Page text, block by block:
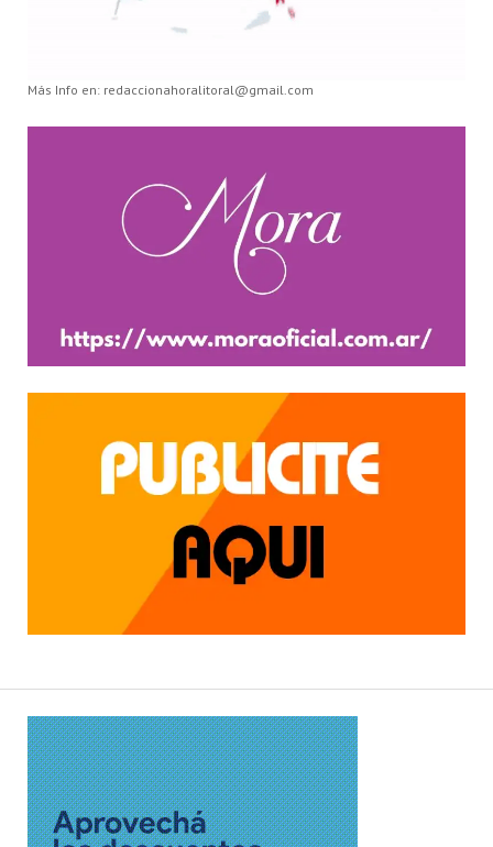
Más Info en: redaccionahoralitoral@gmail.com